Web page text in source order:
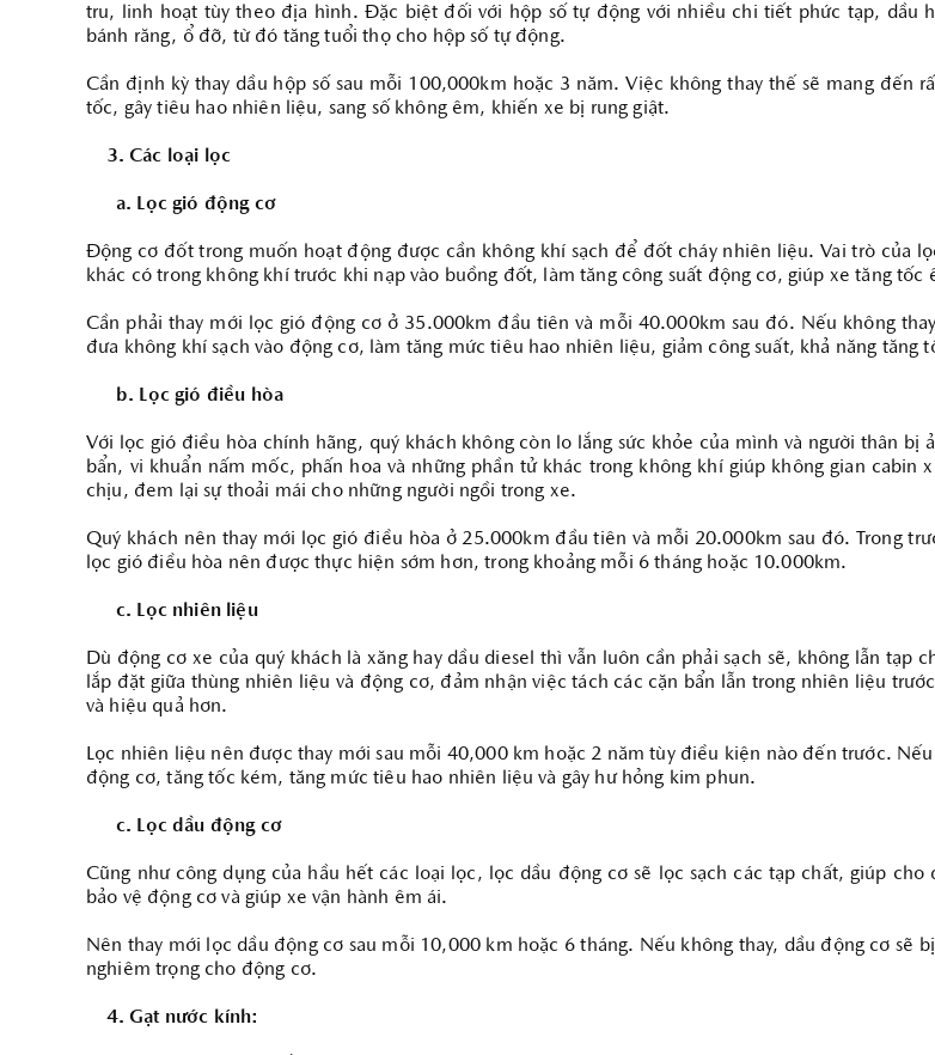
tru, linh hoạt tùy theo địa hình. Đặc biệt đối với hộp số tự động với nhiều chi tiết phức tạp, dầu
bánh răng, ổ đỡ, từ đó tăng tuổi thọ cho hộp số tự động.
Cần định kỳ thay dầu hộp số sau mỗi 100,000km hoặc 3 năm. Việc không thay thế sẽ mang đến
tốc, gây tiêu hao nhiên liệu, sang số không êm, khiến xe bị rung giật.
3. Các loại lọc
a. Lọc gió động cơ
Động cơ đốt trong muốn hoạt động được cần không khí sạch để đốt cháy nhiên liệu. Vai trò của
khác có trong không khí trước khi nạp vào buồng đốt, làm tăng công suất động cơ, giúp xe tăng tốc
Cần phải thay mới lọc gió động cơ ở 35.000km đầu tiên và mỗi 40.000km sau đó. Nếu không
đưa không khí sạch vào động cơ, làm tăng mức tiêu hao nhiên liệu, giảm công suất, khả năng tăng
b. Lọc gió điều hòa
Với lọc gió điều hòa chính hãng, quý khách không còn lo lắng sức khỏe của mình và người thân
bẩn, vi khuẩn nấm mốc, phấn hoa và những phần tử khác trong không khí giúp không gian
chịu, đem lại sự thoải mái cho những người ngồi trong xe.
Quý khách nên thay mới lọc gió điều hòa ở 25.000km đầu tiên và mỗi 20.000km sau đó. Trong
lọc gió điều hòa nên được thực hiện sớm hơn, trong khoảng mỗi 6 tháng hoặc 10.000km.
c. Lọc nhiên liệu
Dù động cơ xe của quý khách là xăng hay dầu diesel thì vẫn luôn cần phải sạch sẽ, không lẫn
lắp đặt giữa thùng nhiên liệu và động cơ, đảm nhận việc tách các cặn bẩn lẫn trong nhiên liệu
và hiệu quả hơn.
Lọc nhiên liệu nên được thay mới sau mỗi 40,000 km hoặc 2 năm tùy điều kiện nào đến trước.
động cơ, tăng tốc kém, tăng mức tiêu hao nhiên liệu và gây hư hỏng kim phun.
c. Lọc dầu động cơ
Cũng như công dụng của hầu hết các loại lọc, lọc dầu động cơ sẽ lọc sạch các tạp chất, giúp
bảo vệ động cơ và giúp xe vận hành êm ái.
Nên thay mới lọc dầu động cơ sau mỗi 10,000 km hoặc 6 tháng. Nếu không thay, dầu động cơ sẽ
nghiêm trọng cho động cơ.
4. Gạt nước kính: